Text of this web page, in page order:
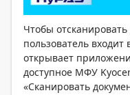
Чтобы
пользователь
открывает
доступное МФУ
«Сканировать